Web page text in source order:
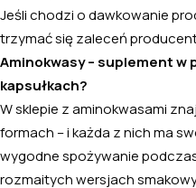
Jeśli chodzi o dawkowanie
trzymać się zaleceń
Aminokwasy – suplement w
kapsułkach?
W sklepie z aminokwasami
formach – i każda z nich ma
wygodne spożywanie
rozmaitych wersjach